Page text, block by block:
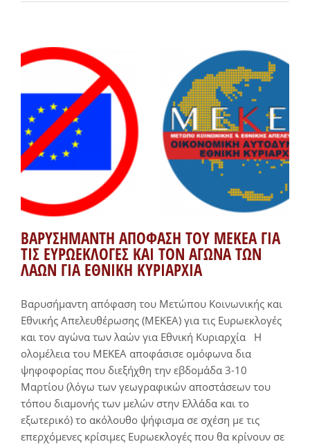
ΒΑΡΥΣΗΜΑΝΤΗ ΑΠΟΦΑΣΗ ΤΟΥ ΜΕΚΕΑ ΓΙΑ
ΤΙΣ ΕΥΡΩΕΚΛΟΓΕΣ ΚΑΙ ΤΟΝ ΑΓΩΝΑ ΤΩΝ
ΛΑΩΝ ΓΙΑ ΕΘΝΙΚΗ ΚΥΡΙΑΡΧΙΑ
Βαρυσήμαντη απόφαση του Μετώπου Κοινωνικής και
Εθνικής Απελευθέρωσης (ΜΕΚΕΑ) για τις Ευρωεκλογές
και τον αγώνα των λαών για Εθνική Κυριαρχία H
ολομέλεια του ΜΕΚΕΑ αποφάσισε ομόφωνα δια
ψηφοφορίας που διεξήχθη την εβδομάδα 3-10
Μαρτίου (λόγω των γεωγραφικών αποστάσεων του
τόπου διαμονής των μελών στην Ελλάδα και το
εξωτερικό) το ακόλουθο ψήφισμα σε σχέση με τις
επερχόμενες κρίσιμες Ευρωεκλογές που θα κρίνουν σε